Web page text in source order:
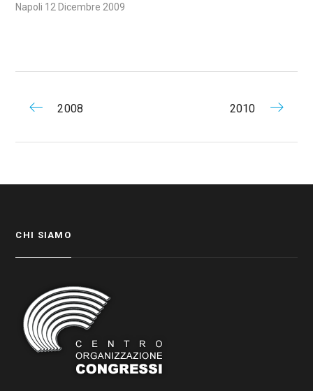
Napoli 12 Dicembre 2009
2008 2010
CHI SIAMO